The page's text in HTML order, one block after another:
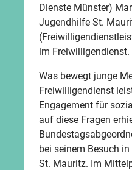
Dienste Münster)
Jugendhilfe St.
im Freiwilligendienst.
Was bewegt junge
Freiwilligendienst
Engagement für
auf diese Fragen
bei seinem Besuch
St. Mauritz. Im